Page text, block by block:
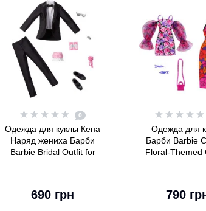
0
Одежда для куклы Кена
Наряд жениха Барби
Barbie Bridal Outfit for
690 грн
Одежда для
Барби Barbie
Floral-Themed
790